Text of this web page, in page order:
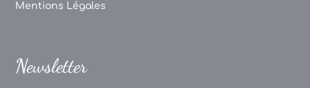
Mentions Légales
Newsletter